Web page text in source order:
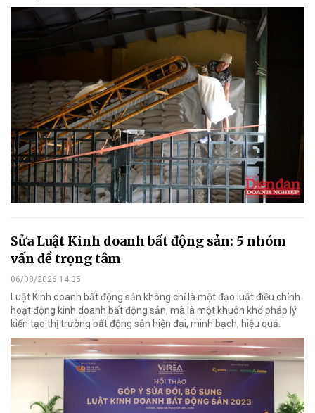
Sửa Luật Kinh doanh bất động sản: 5 nhóm
vấn đề trọng tâm
06/08/2026 14:35
Luật Kinh doanh bất động sản không chỉ là một đạo luật điều chỉnh
hoạt động kinh doanh bất động sản, mà là một khuôn khổ pháp lý
kiến tạo thị trường bất động sản hiện đại, minh bạch, hiệu quả.